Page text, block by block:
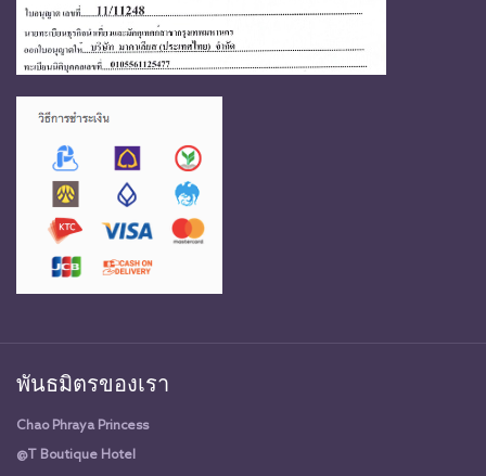
พันธมิตรของเรา
Chao Phraya Princess
@T Boutique Hotel